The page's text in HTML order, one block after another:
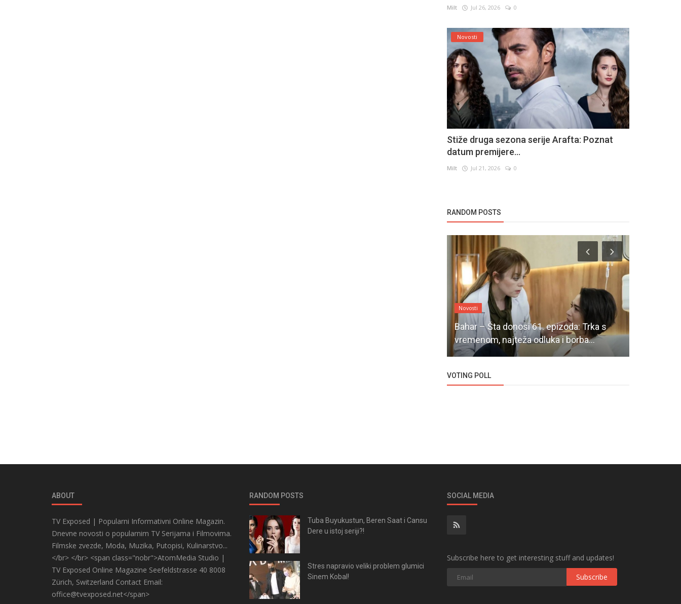
Milt Jul 26, 2026 0
Novosti
Stiže druga sezona serije Arafta: Poznat
datum premijere...
Milt Jul 21, 2026 0
RANDOM POSTS
Novosti
Bahar – Šta donosi 61. epizoda: Trka s
vremenom, najteža odluka i borba...
VOTING POLL
ABOUT
TV Exposed | Popularni Informativni Online Magazin.
Dnevne novosti o popularnim TV Serijama i Filmovima.
Filmske zvezde, Moda, Muzika, Putopisi, Kulinarstvo...
</br> </br> <span class="nobr">AtomMedia Studio |
TV Exposed Online Magazine Seefeldstrasse 40 8008
Zürich, Switzerland Contact Email:
office@tvexposed.net</span>
RANDOM POSTS
Tuba Buyukustun, Beren Saat i Cansu
Dere u istoj seriji?!
Stres napravio veliki problem glumici
Sinem Kobal!
SOCIAL MEDIA
Subscribe here to get interesting stuff and updates!
Subscribe